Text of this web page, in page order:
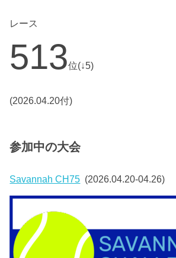
レース
513位(↓5)
(2026.04.20付)
参加中の大会
Savannah CH75 (2026.04.20-04.26)